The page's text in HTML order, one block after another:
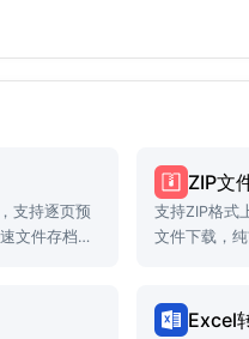
支持逐页预
文件存档等
ZIP文
支持ZIP格式
文件下载，
Excel